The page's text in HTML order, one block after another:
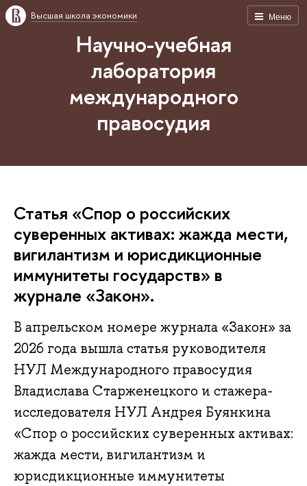
Меню
Высшая школа экономики
Научно-учебная
лаборатория
международного
правосудия
Статья «Спор о российских
суверенных активах: жажда мести,
вигилантизм и юрисдикционные
иммунитеты государств» в
журнале «Закон».
В апрельском номере журнала «Закон» за
2026 года вышла статья руководителя
НУЛ Международного правосудия
Владислава Старженецкого и стажера-
исследователя НУЛ Андрея Буянкина
«Спор о российских суверенных активах:
жажда мести, вигилантизм и
юрисдикционные иммунитеты